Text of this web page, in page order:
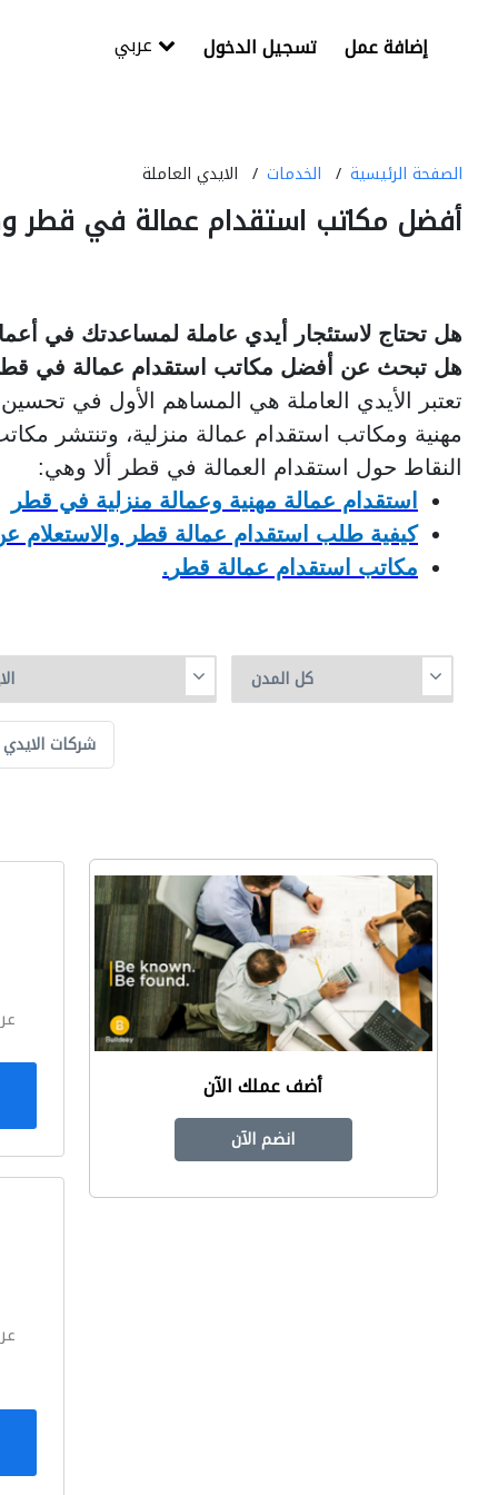
تسجيل الدخول إضافة عمل
الصفحة الرئيسية الخدمات الايدي العاملة
أفضل مكاتب استقدام عمالة في قطر
هل تحتاج لاستئجار أيدي عاملة لمساعدتك في
هل تبحث عن أفضل مكاتب استقدام عمالة في
تعتبر الأيدي العاملة هي المساهم الأول في
مهنية ومكاتب استقدام عمالة منزلية، وتنتشر
النقاط حول استقدام العمالة في قطر ألا وهي:
استقدام عمالة مهنية وعمالة منزلية في قطر
كيفية طلب استقدام عمالة قطر والاستعلام
مكاتب استقدام عمالة قطر .
شركات
أضف عملك الآن
انضم الآن